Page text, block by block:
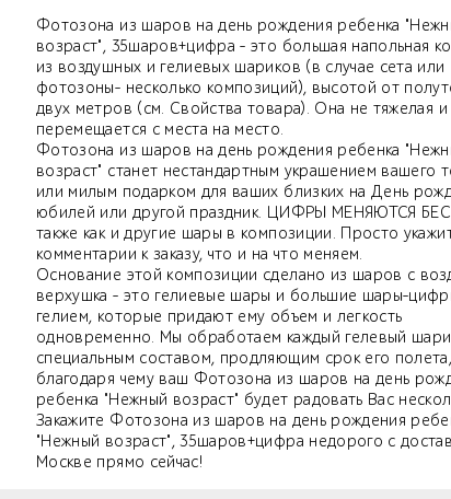
Фотозона из шаров на день рождения ребенка
возраст", 35шаров+цифра - это большая напольная
из воздушных и гелиевых шариков (в случае сета или
фотозоны- несколько композиций), высотой от
двух метров (см. Свойства товара). Она не тяжелая и
перемещается с места на место.
Фотозона из шаров на день рождения ребенка
возраст" станет нестандартным украшением вашего
или милым подарком для ваших близких на День
юбилей или другой праздник. ЦИФРЫ МЕНЯЮТСЯ
также как и другие шары в композиции. Просто
комментарии к заказу, что и на что меняем.
Основание этой композиции сделано из шаров с
верхушка - это гелиевые шары и большие шары-
гелием, которые придают ему объем и легкость
одновременно. Мы обработаем каждый гелевый
специальным составом, продляющим срок его полета,
благодаря чему ваш Фотозона из шаров на день
ребенка "Нежный возраст" будет радовать Вас
Закажите Фотозона из шаров на день рождения
"Нежный возраст", 35шаров+цифра недорого с
Москве прямо сейчас!